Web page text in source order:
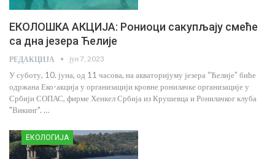
ЕКОЛОШКА АКЦИЈА: Рониоци сакупљају смеће
са дна језера Ћелије
РЕДАКЦИЈА јун 7, 2023
У суботу, 10. јуна, од 11 часова, на акваторијуму језера “Ћелије” биће
одржана Еко-акција у организацији кровне ронилачке организације у
Србији СОПАС, фирме Хенкел Србија из Крушевца и Ронилачког клуба
"Викинг". …
ЕКОЛОГИЈА